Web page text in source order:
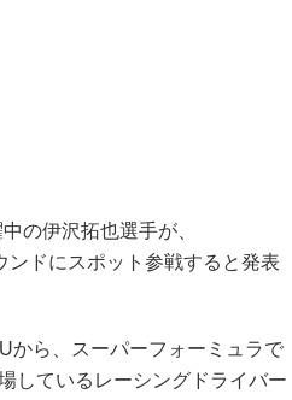
の伊沢拓也選手が、
ドにスポット参戦すると発表
ら、スーパーフォーミュラで
しているレーシングドライバー